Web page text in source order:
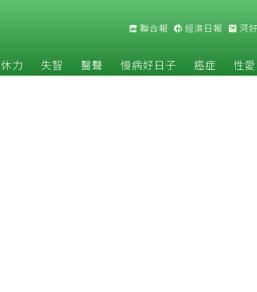
聯合報 經濟日報 河
力 失智 醫聲 慢病好日子 癌症 性愛